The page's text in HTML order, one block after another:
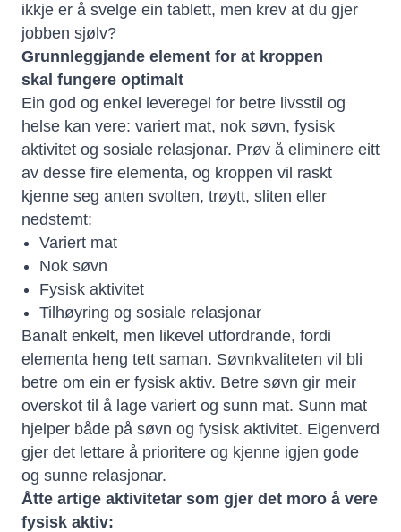
ikkje er å svelge ein tablett, men krev at du gjer
jobben sjølv?
Grunnleggjande element for at kroppen
skal fungere optimalt
Ein god og enkel leveregel for betre livsstil og
helse kan vere: variert mat, nok søvn, fysisk
aktivitet og sosiale relasjonar. Prøv å eliminere eitt
av desse fire elementa, og kroppen vil raskt
kjenne seg anten svolten, trøytt, sliten eller
nedstemt:
Variert mat
Nok søvn
Fysisk aktivitet
Tilhøyring og sosiale relasjonar
Banalt enkelt, men likevel utfordrande, fordi
elementa heng tett saman. Søvnkvaliteten vil bli
betre om ein er fysisk aktiv. Betre søvn gir meir
overskot til å lage variert og sunn mat. Sunn mat
hjelper både på søvn og fysisk aktivitet. Eigenverd
gjer det lettare å prioritere og kjenne igjen gode
og sunne relasjonar.
Åtte artige aktivitetar som gjer det moro å vere
fysisk aktiv: